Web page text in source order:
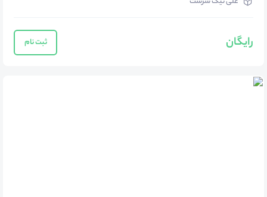
رایگان ثبت نام